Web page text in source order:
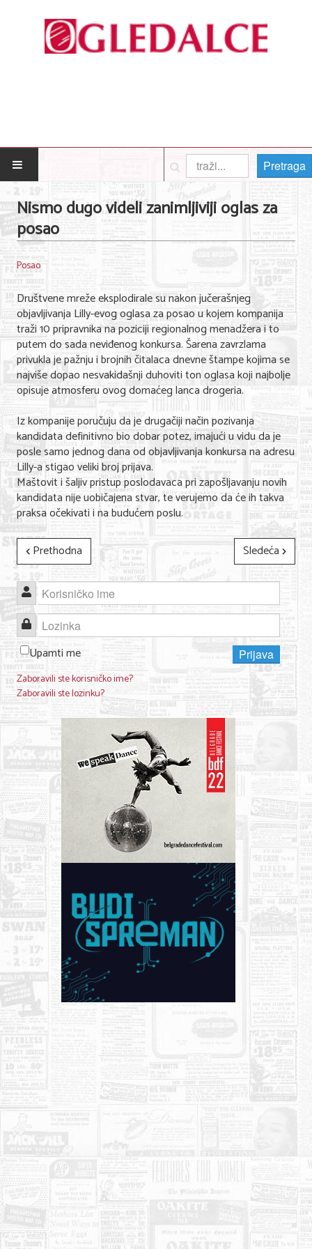
POČETNA
Posao
Usluge
Nega lica i tela
Shopping
Sve za venčanje
Sve za decu
Gastronomija
Kuća i bašta
Zdravlje i medicina
Sport i rekreacija
Hobi i razonoda
ADRESAR
Posao
Usluge
Nega lica i tela
Shopping
Sve za venčanje
Sve za decu
Kuća i bašta
Gastronomija
Sport i rekreacija
Zdravlje i medicina
Hobi i razonoda
UPIS FIRMI
MARKETING
KONTAKT
O NAMA
Pretraga
Nismo dugo videli zanimljiviji oglas za
posao
Posao
Društvene mreže eksplodirale su nakon jučerašnjeg
objavljivanja Lilly-evog oglasa za posao u kojem kompanija
traži 10 pripravnika na poziciji regionalnog menadžera i to
putem do sada neviđenog konkursa. Šarena zavrzlama
privukla je pažnju i brojnih čitalaca dnevne štampe kojima se
najviše dopao nesvakidašnji duhoviti ton oglasa koji najbolje
opisuje atmosferu ovog domaćeg lanca drogeria.
Iz kompanije poručuju da je drugačiji način pozivanja
kandidata definitivno bio dobar potez, imajući u vidu da je
posle samo jednog dana od objavljivanja konkursa na adresu
Lilly-a stigao veliki broj prijava.
Maštovit i šaljiv pristup poslodavaca pri zapošljavanju novih
kandidata nije uobičajena stvar, te verujemo da će ih takva
praksa očekivati i na budućem poslu.
Prethodna
Sledeća
Korisničko ime
Lozinka
Upamti me
Prijava
Zaboravili ste korisničko ime?
Zaboravili ste lozinku?